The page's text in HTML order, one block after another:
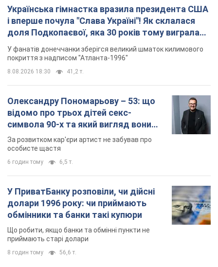
Українська гімнастка вразила президента США
і вперше почула "Слава Україні"! Як склалася
доля Подкопаєвої, яка 30 років тому виграла
"золото" Олімпіади
У фанатів донеччанки зберігся великий шматок килимового
покриття з надписом "Атланта-1996"
Олександру Пономарьову – 53: що
відомо про трьох дітей секс-
символа 90-х та який вигляд вони
За розвитком кар'єри артист не забував про
особисте щастя